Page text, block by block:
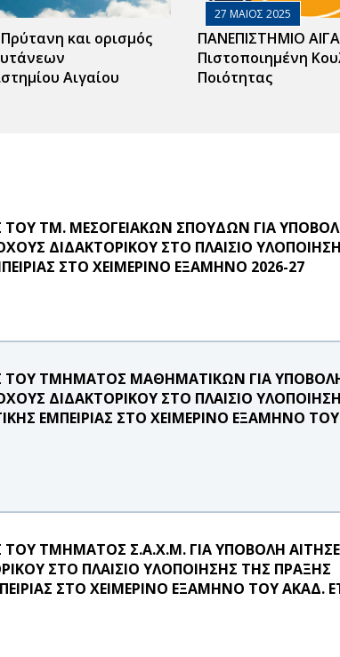
και ορισμός
Αιγαίου
27 ΜΑΙΟΣ 2025
ΠΑΝΕΠΙΣΤΗΜΙΟ
Πιστοποιημένη
Ποιότητας
ΤΜ. ΜΕΣΟΓΕΙΑΚΩΝ ΣΠΟΥΔΩΝ ΓΙΑ
ΔΙΔΑΚΤΟΡΙΚΟΥ ΣΤΟ ΠΛΑΙΣΙΟ
ΣΤΟ ΧΕΙΜΕΡΙΝΟ ΕΞΑΜΗΝΟ 2026-27
ΤΟΥ ΤΜΗΜΑΤΟΣ ΜΑΘΗΜΑΤΙΚΩΝ ΓΙΑ
ΔΙΔΑΚΤΟΡΙΚΟΥ ΣΤΟ ΠΛΑΙΣΙΟ
ΕΜΠΕΙΡΙΑΣ ΣΤΟ ΧΕΙΜΕΡΙΝΟ ΕΞΑΜΗΝΟ
ΤΜΗΜΑΤΟΣ Σ.Α.Χ.Μ. ΓΙΑ ΥΠΟΒΟΛΗ
ΣΤΟ ΠΛΑΙΣΙΟ ΥΛΟΠΟΙΗΣΗΣ ΤΗΣ ΠΡΑΞΗΣ
ΣΤΟ ΧΕΙΜΕΡΙΝΟ ΕΞΑΜΗΝΟ ΤΟΥ ΑΚΑΔ.